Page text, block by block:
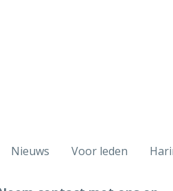
Nieuws Voor leden